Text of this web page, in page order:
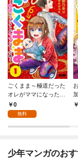
ごくまま～極道だった
オレがママになった話
～【単話】（１）
0
無料
少年マンガのお